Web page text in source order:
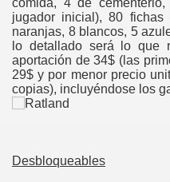
comida, 4 de
jugador inicial), 80
naranjas, 8 blancos, 5
lo detallado será lo que
aportación de 34$ (las
29$ y por menor precio
copias), incluyéndose los
Desbloqueables